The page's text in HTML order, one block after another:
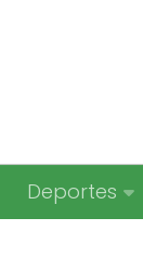
Deportes